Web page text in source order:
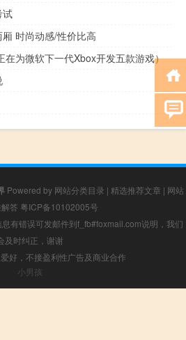
试
时尚动感/性价比高
在为微软下一代Xbox开发五款游戏）
Powered by 网站分类目录 | 精选推荐文章 | 网站
答 粤ICP备10102005号
有错误可发邮件到f_fb#foxmail.com说明，我们
及时纠正，谢谢
好，不接盈利性广告及商业合作
小男孩